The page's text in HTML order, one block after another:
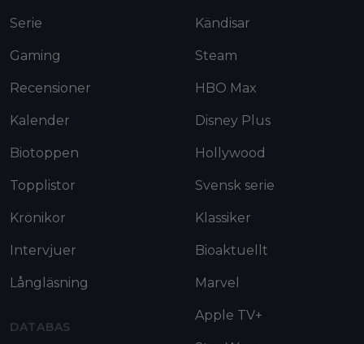
Serie
Gaming
Recensioner
Kalender
Biotoppen
Topplistor
Krönikor
Intervjuer
Långläsning
DATABAS
Kändisar
Steam
HBO Max
Disney Plus
Hollywood
Svensk serie
Klassiker
Bioaktuellt
Marvel
Apple TV+